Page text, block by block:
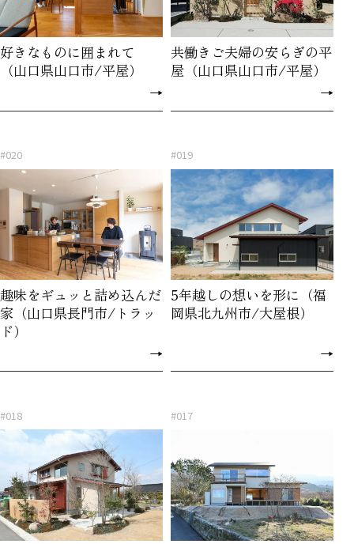
好きなものに囲まれて
（山口県山口市/平屋）
→
共働きご夫婦の安らぎの平
屋（山口県山口市/平屋）
→
#020
趣味をギュッと詰め込んだ
家（山口県長門市/トラッ
ド）
→
#019
5年越しの想いを形に（福
岡県北九州市/大屋根）
→
#018 #017